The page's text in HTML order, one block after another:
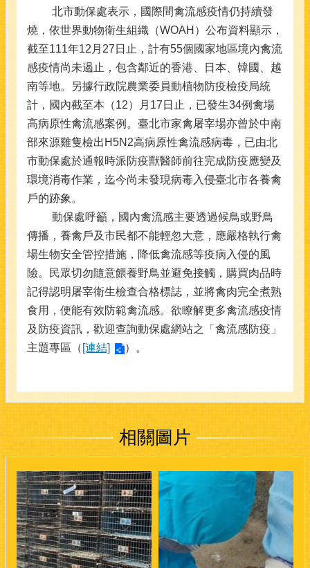
北市動保處表示，國際間禽流感疫情仍持續發
燒，依世界動物衛生組織（WOAH）公布資料顯示，
截至111年12月27日止，計有55個國家地區境內禽流
感疫情尚未遏止，包含鄰近的香港、日本、韓國、越
南等地。另據行政院農業委員動植物防疫檢疫局統
計，國內截至本（12）月17日止，已發生34例禽場
高病原性禽流感案例。臺北市家禽屠宰場亦曾於中南
部來源雞隻檢出H5N2高病原性禽流感病毒，已由北
市動保處於通報時派防疫獸醫師前往完成防疫應變及
環境消毒作業，迄今尚未發現病毒入侵臺北市各養禽
戶的跡象。
動保處呼籲，國內禽流感主要透過候鳥或野鳥
傳播，養禽戶及市民都不能輕忽大意，應嚴格執行禽
場生物安全管控措施，降低禽流感等疫病入侵的風
險。民眾切勿隨意餵養野鳥並避免接觸，購買肉品時
記得認明屠宰衛生檢查合格標誌，並將禽肉完全煮熟
食用，便能有效防範禽流感。欲瞭解更多禽流感疫情
及防疫資訊，歡迎查詢動保處網站之「禽流感防疫」
主題專區（ [連結] ）。
相關圖片